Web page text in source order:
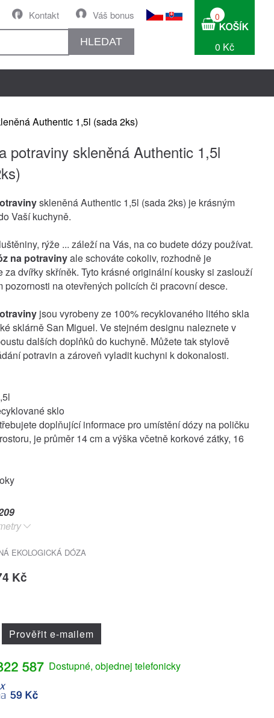
Váš bonus
Kontakt
HLEDAT
0
0 Kč
Authentic 1,5l (sada 2ks)
potraviny skleněná Authentic 1,5l
skleněná Authentic 1,5l (sada 2ks) je krásným
Vaší kuchyně.
rýže ... záleží na Vás, na co budete dózy používat.
na potravinyale schováte cokoliv, rozhodně je
za dvířky skříněk. Tyto krásné originální kousky si zaslouží
pozornosti na otevřených policích či pracovní desce.
jsou vyrobeny ze 100% recyklovaného litého skla
sklárně San Miguel. Ve stejném designu naleznete v
dalších doplňků do kuchyně. Můžete tak stylově
potravin a zároveň vyladit kuchyni k dokonalosti.
sklo
doplňující informace pro umístění dózy na poličku
je průměr 14 cm a výška včetně korkové zátky, 16
EKOLOGICKÁ DÓZA
Kč
Prověřit e-mailem
Dostupné, objednej telefonicky